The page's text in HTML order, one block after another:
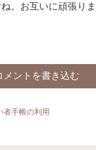
。お互いに頑張りま
メントを書き込む
者手帳の利用